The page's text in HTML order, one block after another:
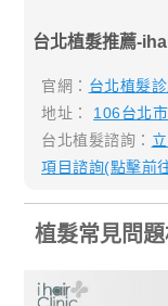
台北植髮推薦-
官網： 台北植髮
地址： 106台北
台北植髮諮詢：
項目諮詢(點擊前
植髮常見問